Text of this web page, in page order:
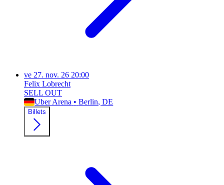
ve 27. nov. 26 20:00
Felix Lobrecht
SELL OUT
Uber Arena • Berlin, DE
Billets